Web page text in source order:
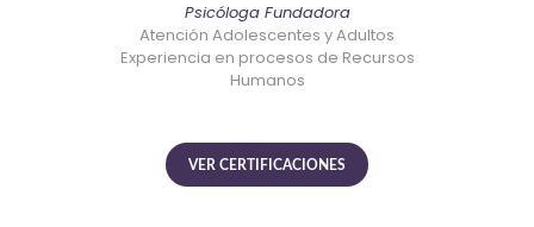
CONTACTO
PsicólogaFundadora
Atención Adolescentes y Adultos
Experiencia en procesos de Recursos
Humanos
VER CERTIFICACIONES